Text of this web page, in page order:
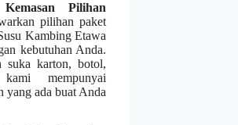
Pilihan
pilihan paket
Kambing Etawa
kebutuhan Anda.
suka karton, botol,
mempunyai
yang ada buat Anda